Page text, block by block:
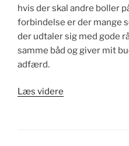
hvis der skal andre boller
forbindelse er der mange
der udtaler sig med gode
samme båd og giver mit
adfærd.
Læs videre